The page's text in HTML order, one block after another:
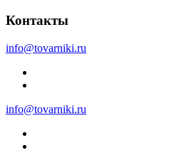
Контакты
info@tovarniki.ru
info@tovarniki.ru